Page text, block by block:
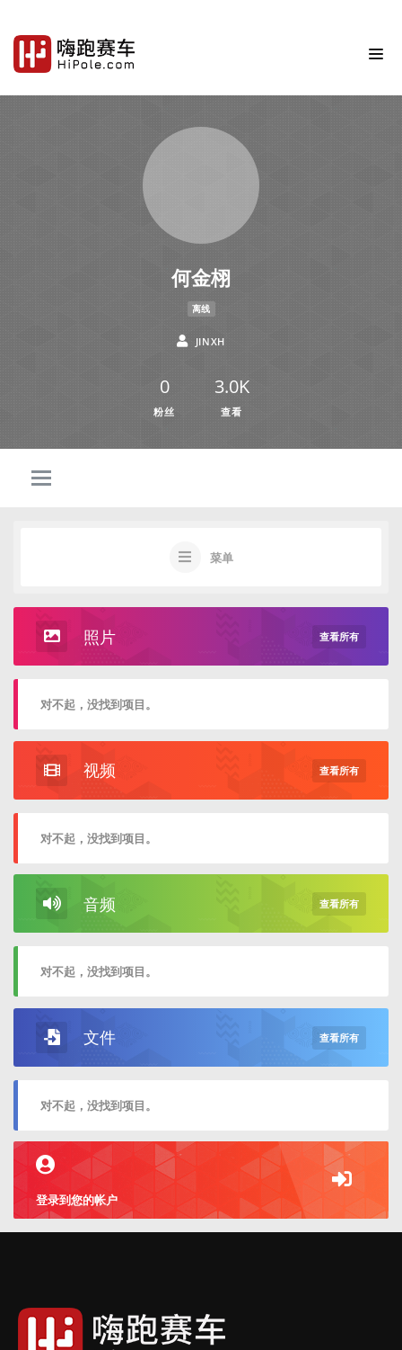
何金栩
离线
JINXH
0
粉丝
3.0K
查看
菜单
照片 查看所有
对不起，没找到项目。
视频 查看所有
对不起，没找到项目。
音频 查看所有
对不起，没找到项目。
文件 查看所有
对不起，没找到项目。
登录到您的帐户